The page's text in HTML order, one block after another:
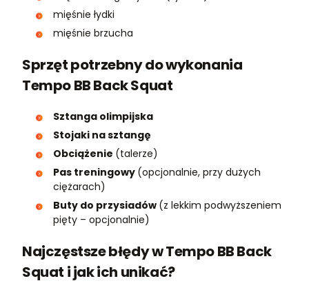
mięśnie łydki
mięśnie brzucha
Sprzęt potrzebny do wykonania
Tempo BB Back Squat
Sztanga olimpijska
Stojaki na sztangę
Obciążenie (talerze)
Pas treningowy (opcjonalnie, przy dużych
ciężarach)
Buty do przysiadów (z lekkim podwyższeniem
pięty – opcjonalnie)
Najczęstsze błędy w Tempo BB Back
Squat i jak ich unikać?